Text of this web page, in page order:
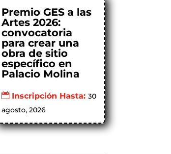
Premio GES a las
Artes 2026:
convocatoria
para crear una
obra de sitio
específico en
Palacio Molina
Inscripción Hasta:30
agosto, 2026